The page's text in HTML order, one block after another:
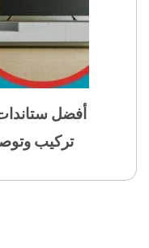
تركيب وتوصيل